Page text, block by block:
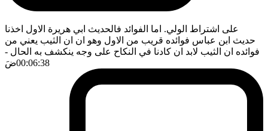
على اشتراط الولي. اما الفوائد فالحديث ابي هريرة الاول اخذنا
حديث ابن عباس فوائده قريب من الاول وهو ان ان الثيب يعني من
فوائده ان الثيب لابد ان كادنا في النكاح على وجه ينكشف به الحال -
00:06:38ضَ